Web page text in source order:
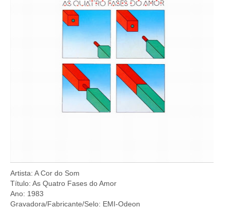
Artista: A Cor do Som
Título: As Quatro Fases do Amor
Ano: 1983
Gravadora/Fabricante/Selo: EMI-Odeon